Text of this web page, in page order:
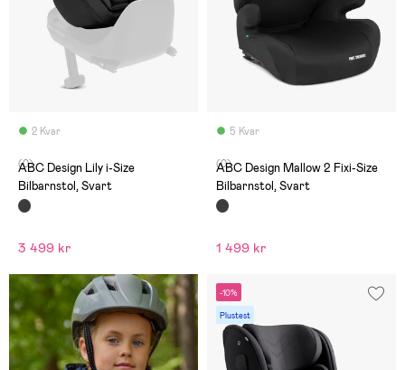
2 Kvar
(0)
ABC Design Lily i-Size
Bilbarnstol, Svart
3 499 kr
5 Kvar
(0)
ABC Design Mallow 2 Fixi-Size
Bilbarnstol, Svart
1 499 kr
-10%
Plustest